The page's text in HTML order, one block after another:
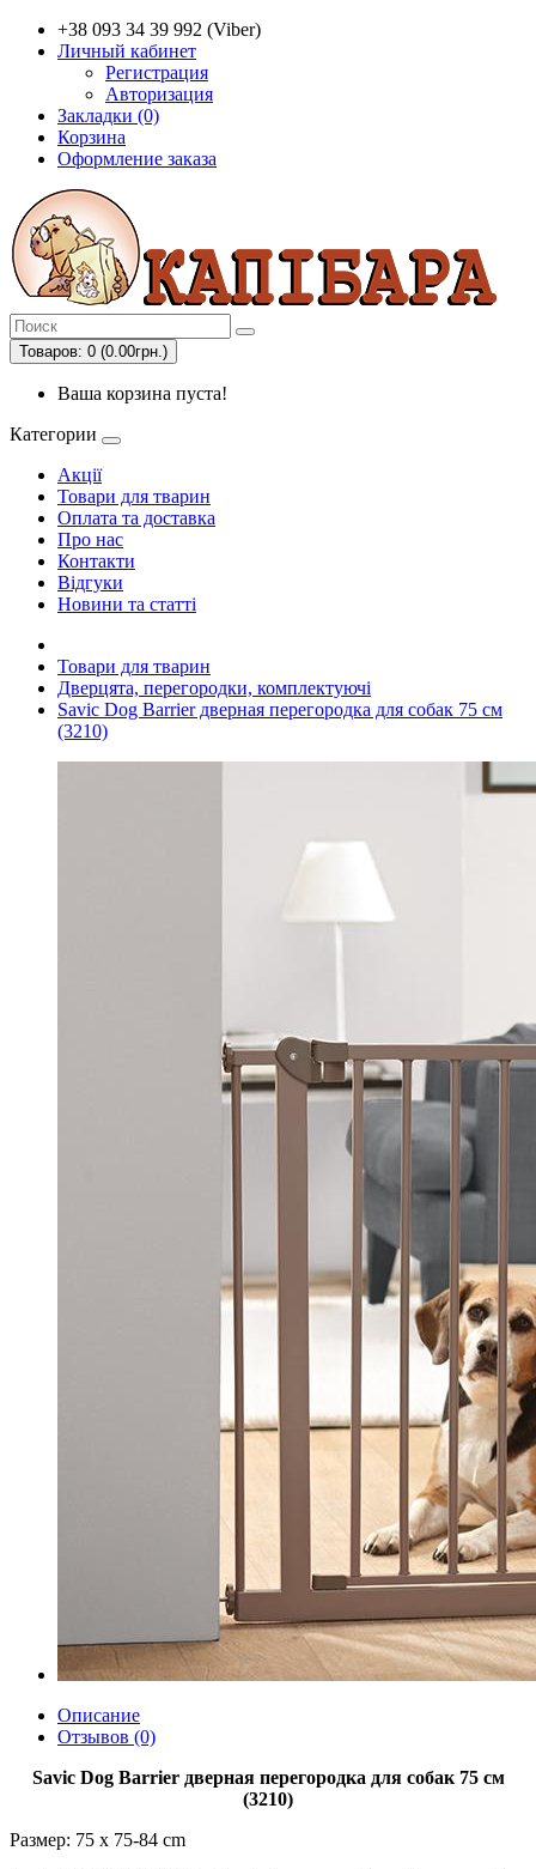
+38 093 34 39 992 (Viber)
Личный кабинет
Регистрация
Авторизация
Закладки (0)
Корзина
Оформление заказа
Товаров: 0 (0.00грн.)
Ваша корзина пуста!
Категории
Акції
Товари для тварин
Оплата та доставка
Про нас
Контакти
Відгуки
Новини та статті
Товари для тварин
Дверцята, перегородки, комплектуючі
Savic Dog Barrier дверная перегородка для собак 75 см
(3210)
Описание
Отзывов (0)
Savic Dog Barrier дверная перегородка для собак 75 см
(3210)
Размер: 75 x 75-84 cm